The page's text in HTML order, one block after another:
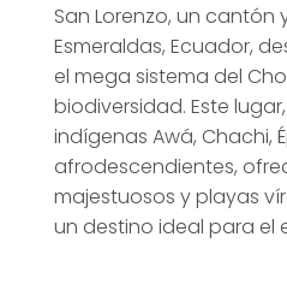
San Lorenzo, un cantón
Esmeraldas, Ecuador,
el mega sistema del
biodiversidad. Este
indígenas Awá, Chachi,
afrodescendientes,
majestuosos y playas
un destino ideal para el